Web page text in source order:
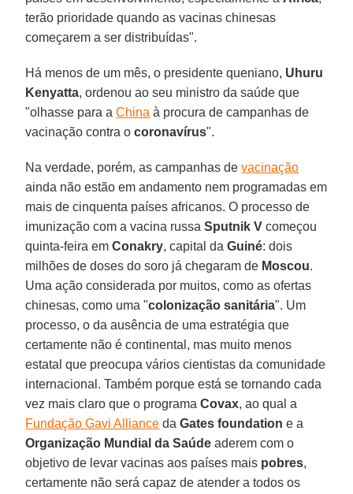
terão prioridade quando as vacinas chinesas
começarem a ser distribuídas".
Há menos de um mês, o presidente queniano, Uhuru
Kenyatta, ordenou ao seu ministro da saúde que
"olhasse para aChina à procura de campanhas de
vacinação contra ocoronavírus".
Na verdade, porém, as campanhas devacinação
ainda não estão em andamento nem programadas em
mais de cinquenta países africanos. O processo de
imunização com a vacina russaSputnik V começou
quinta-feira emConakry, capital daGuiné: dois
milhões de doses do soro já chegaram de Moscou.
Uma ação considerada por muitos, como as ofertas
chinesas, como uma "colonização sanitária". Um
processo, o da ausência de uma estratégia que
certamente não é continental, mas muito menos
estatal que preocupa vários cientistas da comunidade
internacional. Também porque está se tornando cada
vez mais claro que o programaCovax, ao qual a
Fundação Gavi Alliance daGates foundation e a
Organização Mundial da Saúde aderem com o
objetivo de levar vacinas aos países mais pobres,
certamente não será capaz de atender a todos os